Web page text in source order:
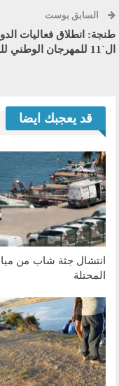
السابق بوست
طنجة: انطلاق فعاليات
ال`11 للمهرجان الوطني للفيلم
قد يعجبك ايضا
انتشال جثة شاب من
المحتلة